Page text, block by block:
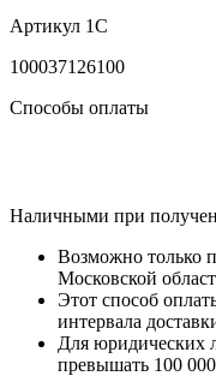
Артикул 1С
100037126100
Способы оплаты
Наличными при
Возможно только
Московской
Этот способ
интервала
Для юридических
превышать 100